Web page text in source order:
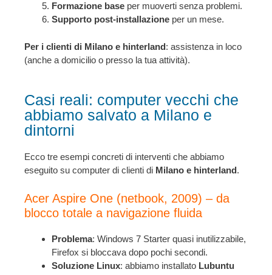
Formazione base per muoverti senza problemi.
Supporto post-installazione per un mese.
Per i clienti di Milano e hinterland: assistenza in loco
(anche a domicilio o presso la tua attività).
Casi reali: computer vecchi che
abbiamo salvato a Milano e
dintorni
Ecco tre esempi concreti di interventi che abbiamo
eseguito su computer di clienti di Milano e hinterland.
Acer Aspire One (netbook, 2009) – da
blocco totale a navigazione fluida
Problema: Windows 7 Starter quasi inutilizzabile,
Firefox si bloccava dopo pochi secondi.
Soluzione Linux: abbiamo installato Lubuntu